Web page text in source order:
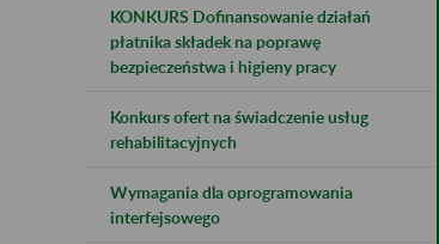
KONKURS Dofinansowanie działań
płatnika składek na poprawę
bezpieczeństwa i higieny pracy
Konkurs ofert na świadczenie usług
rehabilitacyjnych
Wymagania dla oprogramowania
interfejsowego